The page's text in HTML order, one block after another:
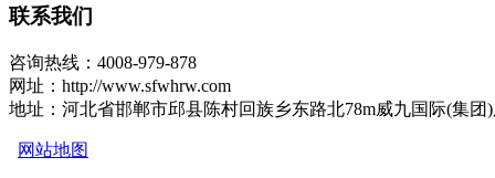
联系我们
咨询热线：4008-979-878
网址：http://www.sfwhrw.com
地址：河北省邯郸市邱县陈村回族乡东路北78m威九国际(集团
网站地图